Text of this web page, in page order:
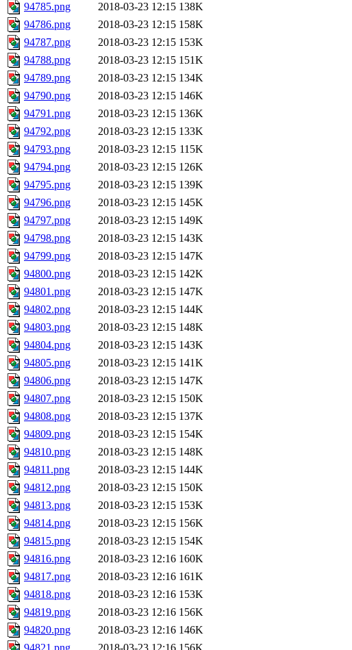
94785.png
2018-03-23 12:15 138K
94786.png
2018-03-23 12:15 158K
94787.png
2018-03-23 12:15 153K
94788.png
2018-03-23 12:15 151K
94789.png
2018-03-23 12:15 134K
94790.png
2018-03-23 12:15 146K
94791.png
2018-03-23 12:15 136K
94792.png
2018-03-23 12:15 133K
94793.png
2018-03-23 12:15 115K
94794.png
2018-03-23 12:15 126K
94795.png
2018-03-23 12:15 139K
94796.png
2018-03-23 12:15 145K
94797.png
2018-03-23 12:15 149K
94798.png
2018-03-23 12:15 143K
94799.png
2018-03-23 12:15 147K
94800.png
2018-03-23 12:15 142K
94801.png
2018-03-23 12:15 147K
94802.png
2018-03-23 12:15 144K
94803.png
2018-03-23 12:15 148K
94804.png
2018-03-23 12:15 143K
94805.png
2018-03-23 12:15 141K
94806.png
2018-03-23 12:15 147K
94807.png
2018-03-23 12:15 150K
94808.png
2018-03-23 12:15 137K
94809.png
2018-03-23 12:15 154K
94810.png
2018-03-23 12:15 148K
94811.png
2018-03-23 12:15 144K
94812.png
2018-03-23 12:15 150K
94813.png
2018-03-23 12:15 153K
94814.png
2018-03-23 12:15 156K
94815.png
2018-03-23 12:15 154K
94816.png
2018-03-23 12:16 160K
94817.png
2018-03-23 12:16 161K
94818.png
2018-03-23 12:16 153K
94819.png
2018-03-23 12:16 156K
94820.png
2018-03-23 12:16 146K